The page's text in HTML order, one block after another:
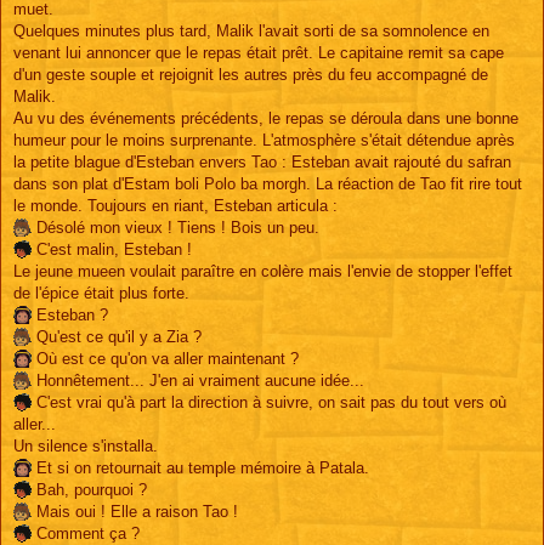
muet.
Quelques minutes plus tard, Malik l'avait sorti de sa somnolence en
venant lui annoncer que le repas était prêt. Le capitaine remit sa cape
d'un geste souple et rejoignit les autres près du feu accompagné de
Malik.
Au vu des événements précédents, le repas se déroula dans une bonne
humeur pour le moins surprenante. L'atmosphère s'était détendue après
la petite blague d'Esteban envers Tao : Esteban avait rajouté du safran
dans son plat d'Estam boli Polo ba morgh. La réaction de Tao fit rire tout
le monde. Toujours en riant, Esteban articula :
Désolé mon vieux ! Tiens ! Bois un peu.
C'est malin, Esteban !
Le jeune mueen voulait paraître en colère mais l'envie de stopper l'effet
de l'épice était plus forte.
Esteban ?
Qu'est ce qu'il y a Zia ?
Où est ce qu'on va aller maintenant ?
Honnêtement... J'en ai vraiment aucune idée...
C'est vrai qu'à part la direction à suivre, on sait pas du tout vers où
aller...
Un silence s'installa.
Et si on retournait au temple mémoire à Patala.
Bah, pourquoi ?
Mais oui ! Elle a raison Tao !
Comment ça ?